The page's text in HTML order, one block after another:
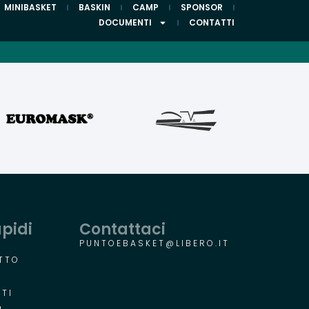
MINIBASKET BASKIN CAMP
SPONSOR
DOCUMENTI
CONTATTI
Contattaci
PUNTOEBASKET@LIBERO.IT